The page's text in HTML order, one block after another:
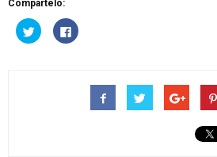
Compártelo:
Haz
clic
Haz
clic